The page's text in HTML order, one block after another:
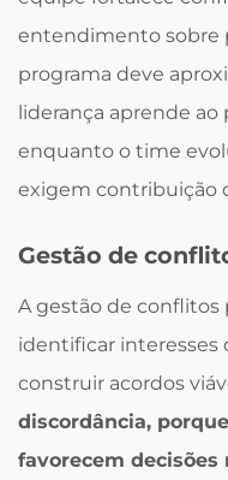
entendimento sobre
programa deve
liderança aprende ao
enquanto o time
exigem contribuição
Gestão de
A gestão de conflitos
identificar interesses
construir acordos
discordância,
favorecem decisões